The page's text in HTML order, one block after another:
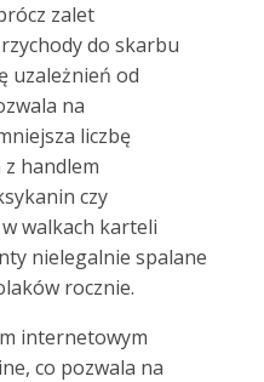
zalet
do skarbu
uzależnień od
na
liczbę
handlem
czy
walkach karteli
nielegalnie spalane
rocznie.
internetowym
co pozwala na